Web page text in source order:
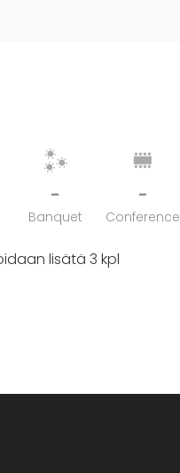
-
Banquet
-
Conference
lisätä 3 kpl